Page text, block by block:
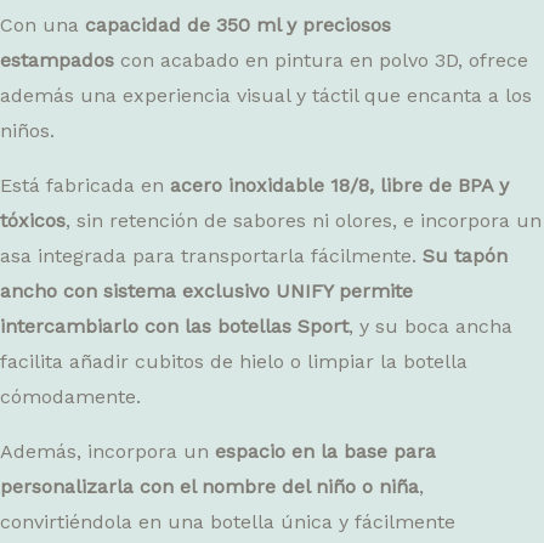
Con una capacidad de 350 ml y preciosos
estampados con acabado en pintura en polvo 3D, ofrece
además una experiencia visual y táctil que encanta a los
niños.
Está fabricada en acero inoxidable 18/8, libre de BPA y
tóxicos, sin retención de sabores ni olores, e incorpora un
asa integrada para transportarla fácilmente. Su tapón
ancho con sistema exclusivo UNIFY permite
intercambiarlo con las botellas Sport, y su boca ancha
facilita añadir cubitos de hielo o limpiar la botella
cómodamente.
Además, incorpora un espacio en la base para
personalizarla con el nombre del niño o niña,
convirtiéndola en una botella única y fácilmente